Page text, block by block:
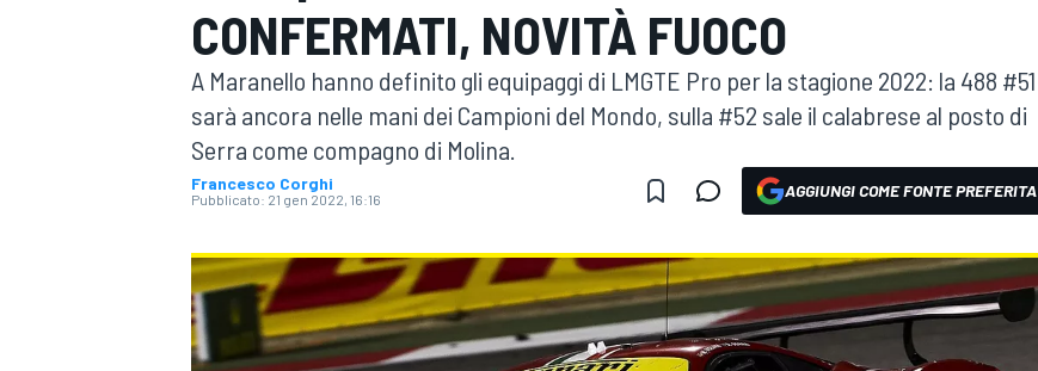
MOTOGP WEC
WRC
CONFERMATI, NOVITÀ FUOCO
A Maranello hanno definito gli equipaggi di LMGTE Pro per la stagione 2022: la 488 #51
sarà ancora nelle mani dei Campioni del Mondo, sulla #52 sale il calabrese al posto di
Serra come compagno di Molina.
Francesco Corghi
Pubblicato: 21 gen 2022, 16:16 AGGIUNGI COME FONTE PREFERITA